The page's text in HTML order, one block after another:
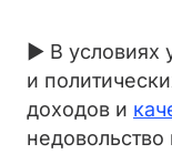
► В условиях
и
доходов и
недовольство